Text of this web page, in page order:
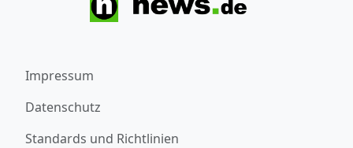
Impressum
Datenschutz
Standards und Richtlinien